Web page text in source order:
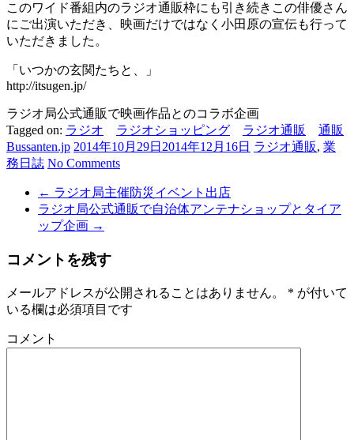
す
このワイド番組内のラジオ通販枠にも引き続きこの俳優さん
にご出演いただき、映画だけではなく小田原の宣伝も行って
いただきました。
「いつかの玄関たちと、」
http://itsugen.jp/
ラジオ局公式通販で映画作品とのコラボ企画
Tagged on: ラジオ ラジオショッピング ラジオ通販
通販
Bussanten.jp 2014年10月29日 2014年12月16日 ラジオ通販, 業
務日誌 No Comments
← ラジオ局主催防災イベント出店
ラジオ局公式通販で自治体アンテナショップとタイア
ップ企画 →
コメントを残す
メールアドレスが公開されることはありません。 * が付いて
いる欄は必須項目です
コメント